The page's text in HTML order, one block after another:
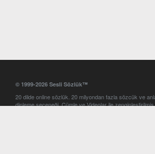
© 1999-2026 Sesli Sözlük™
20 dilde online sözlük. 20 milyondan fazla sözcük ve
dinleme seçeneği. Cümle ve Videolar ile